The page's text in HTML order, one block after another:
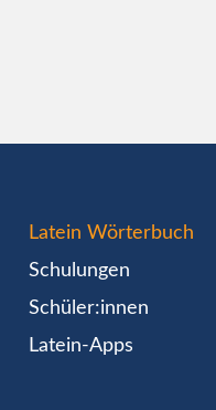
Latein Wörterbuch
Schulungen
Schüler:innen
Latein-Apps